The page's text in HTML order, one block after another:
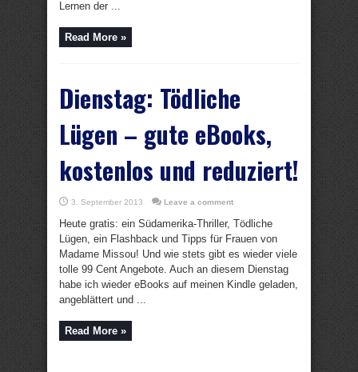
Lernen der ...
Read More »
Dienstag: Tödliche
Lügen – gute eBooks,
kostenlos und reduziert!
3. September 2013 Leave a comment
Heute gratis: ein Südamerika-Thriller, Tödliche
Lügen, ein Flashback und Tipps für Frauen von
Madame Missou! Und wie stets gibt es wieder viele
tolle 99 Cent Angebote. Auch an diesem Dienstag
habe ich wieder eBooks auf meinen Kindle geladen,
angeblättert und ...
Read More »